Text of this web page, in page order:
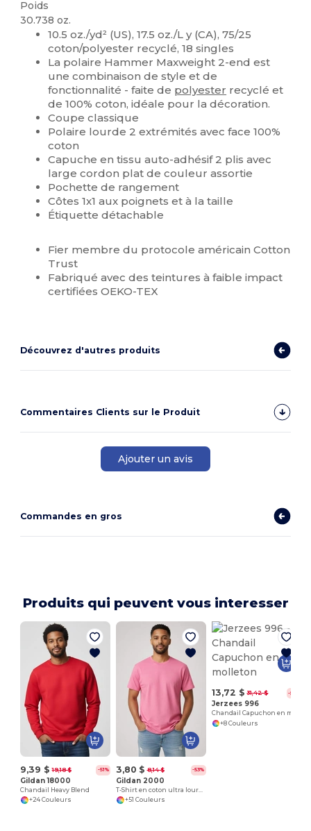
Poids
30.738 oz.
10.5 oz./yd² (US), 17.5 oz./L y (CA), 75/25
coton/polyester recyclé, 18 singles
La polaire Hammer Maxweight 2-end est
une combinaison de style et de
fonctionnalité - faite de polyester recyclé et
de 100% coton, idéale pour la décoration.
Coupe classique
Polaire lourde 2 extrémités avec face 100%
coton
Capuche en tissu auto-adhésif 2 plis avec
large cordon plat de couleur assortie
Pochette de rangement
Côtes 1x1 aux poignets et à la taille
Étiquette détachable
Fier membre du protocole américain Cotton
Trust
Fabriqué avec des teintures à faible impact
certifiées OEKO-TEX
Découvrez d'autres produits
Commentaires Clients sur le Produit
Ajouter un avis
Commandes en gros
Produits qui peuvent vous interesser
9,39 $ 19,18 $ -51%
Gildan 18000
Chandail Heavy Blend
+24 Couleurs
3,80 $ 8,14 $ -53%
Gildan 2000
+51 Couleurs
13,72 $ 31,42 $ -56%
Jerzees 996
+8 Couleurs